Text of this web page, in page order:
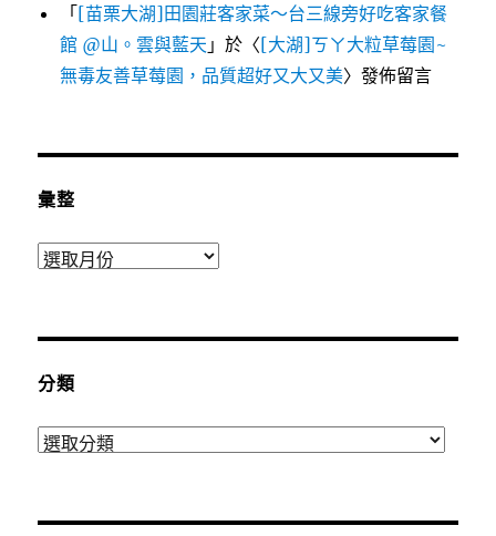
「[苗栗大湖]田園莊客家菜～台三線旁好吃客家餐
館 @山。雲與藍天 」於〈[大湖]ㄎㄚ大粒草莓園~
無毒友善草莓園，品質超好又大又美〉發佈留言
彙整
彙
分類
分